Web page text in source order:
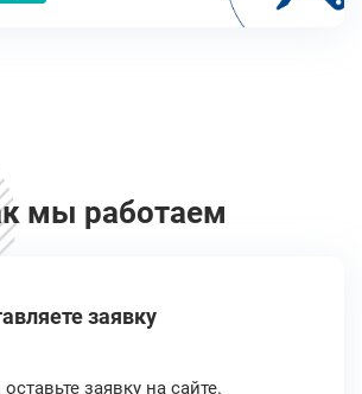
мы работаем
заявку
заявку на сайте.